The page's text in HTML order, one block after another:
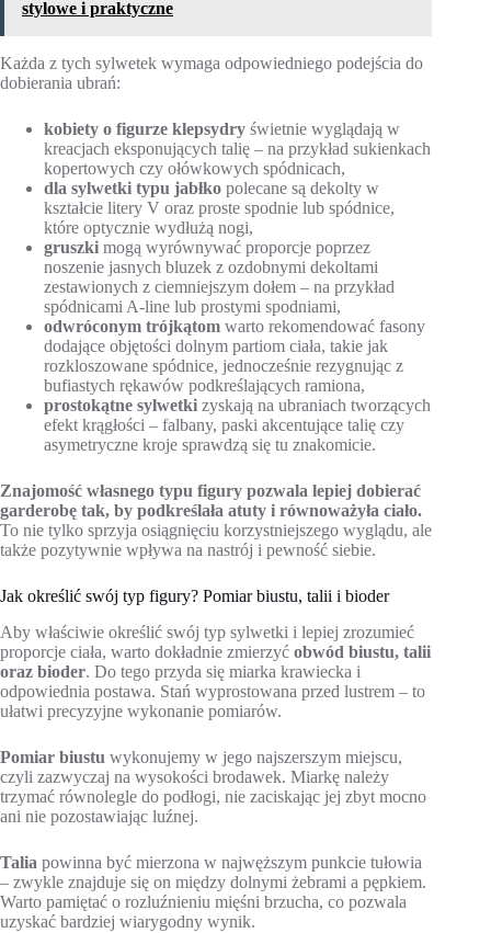
stylowe i praktyczne
Każda z tych sylwetek wymaga odpowiedniego podejścia do
dobierania ubrań:
kobiety o figurze klepsydry świetnie wyglądają w
kreacjach eksponujących talię – na przykład sukienkach
kopertowych czy ołówkowych spódnicach,
dla sylwetki typu jabłko polecane są dekolty w
kształcie litery V oraz proste spodnie lub spódnice,
które optycznie wydłużą nogi,
gruszki mogą wyrównywać proporcje poprzez
noszenie jasnych bluzek z ozdobnymi dekoltami
zestawionych z ciemniejszym dołem – na przykład
spódnicami A-line lub prostymi spodniami,
odwróconym trójkątom warto rekomendować fasony
dodające objętości dolnym partiom ciała, takie jak
rozkloszowane spódnice, jednocześnie rezygnując z
bufiastych rękawów podkreślających ramiona,
prostokątne sylwetki zyskają na ubraniach tworzących
efekt krągłości – falbany, paski akcentujące talię czy
asymetryczne kroje sprawdzą się tu znakomicie.
Znajomość własnego typu figury pozwala lepiej dobierać
garderobę tak, by podkreślała atuty i równoważyła ciało.
To nie tylko sprzyja osiągnięciu korzystniejszego wyglądu, ale
także pozytywnie wpływa na nastrój i pewność siebie.
Jak określić swój typ figury? Pomiar biustu, talii i bioder
Aby właściwie określić swój typ sylwetki i lepiej zrozumieć
proporcje ciała, warto dokładnie zmierzyć obwód biustu, talii
oraz bioder. Do tego przyda się miarka krawiecka i
odpowiednia postawa. Stań wyprostowana przed lustrem – to
ułatwi precyzyjne wykonanie pomiarów.
Pomiar biustu wykonujemy w jego najszerszym miejscu,
czyli zazwyczaj na wysokości brodawek. Miarkę należy
trzymać równolegle do podłogi, nie zaciskając jej zbyt mocno
ani nie pozostawiając luźnej.
Talia powinna być mierzona w najwęższym punkcie tułowia
– zwykle znajduje się on między dolnymi żebrami a pępkiem.
Warto pamiętać o rozluźnieniu mięśni brzucha, co pozwala
uzyskać bardziej wiarygodny wynik.